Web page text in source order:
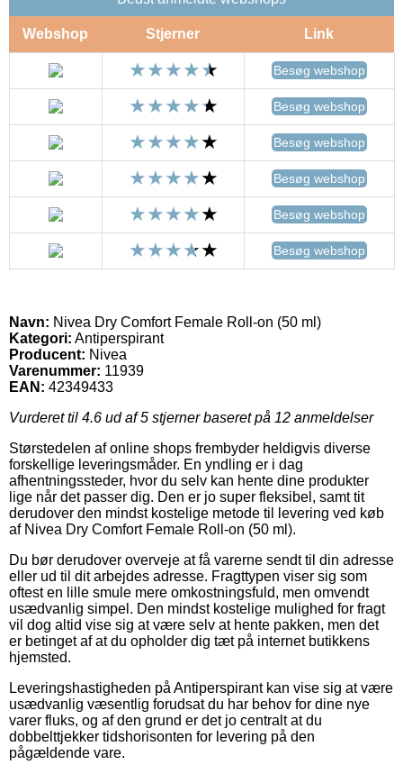
Webshop Stjerner Link
Besøg webshop
Besøg webshop
Besøg webshop
Besøg webshop
Besøg webshop
Besøg webshop
Navn: Nivea Dry Comfort Female Roll-on (50 ml)
Kategori: Antiperspirant
Producent: Nivea
Varenummer: 11939
EAN: 42349433
Vurderet til 4.6 ud af 5 stjerner baseret på 12 anmeldelser
Størstedelen af online shops frembyder heldigvis diverse
forskellige leveringsmåder. En yndling er i dag
afhentningssteder, hvor du selv kan hente dine produkter
lige når det passer dig. Den er jo super fleksibel, samt tit
derudover den mindst kostelige metode til levering ved køb
af Nivea Dry Comfort Female Roll-on (50 ml).
Du bør derudover overveje at få varerne sendt til din adresse
eller ud til dit arbejdes adresse. Fragttypen viser sig som
oftest en lille smule mere omkostningsfuld, men omvendt
usædvanlig simpel. Den mindst kostelige mulighed for fragt
vil dog altid vise sig at være selv at hente pakken, men det
er betinget af at du opholder dig tæt på internet butikkens
hjemsted.
Leveringshastigheden på Antiperspirant kan vise sig at være
usædvanlig væsentlig forudsat du har behov for dine nye
varer fluks, og af den grund er det jo centralt at du
dobbelttjekker tidshorisonten for levering på den
pågældende vare.